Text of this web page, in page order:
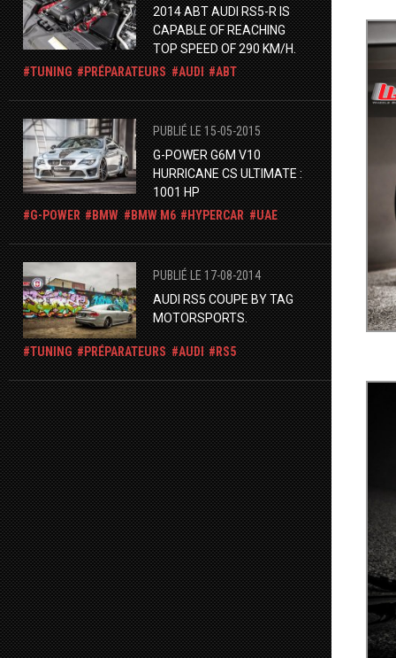
2014 ABT AUDI RS5-R IS
CAPABLE OF REACHING
TOP SPEED OF 290 KM/H.
TUNING
PRÉPARATEURS AUDI ABT
PUBLIÉ LE 15-05-2015
G-POWER G6M V10
HURRICANE CS ULTIMATE :
1001 HP
G-POWER
BMW BMW M6 HYPERCAR UAE
PUBLIÉ LE 17-08-2014
AUDI RS5 COUPE BY TAG
MOTORSPORTS.
TUNING PRÉPARATEURS AUDI RS5